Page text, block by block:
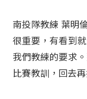
南投隊教練 葉明
很重要，有看到
我們教練的要求
比賽教訓，回去